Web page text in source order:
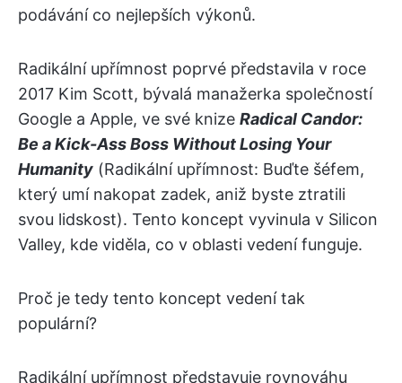
podávání co nejlepších výkonů.
Radikální upřímnost poprvé představila v roce
2017 Kim Scott, bývalá manažerka společností
Google a Apple, ve své knize Radical Candor:
Be a Kick-Ass Boss Without Losing Your
Humanity (Radikální upřímnost: Buďte šéfem,
který umí nakopat zadek, aniž byste ztratili
svou lidskost). Tento koncept vyvinula v Silicon
Valley, kde viděla, co v oblasti vedení funguje.
Proč je tedy tento koncept vedení tak
populární?
Radikální upřímnost představuje rovnováhu